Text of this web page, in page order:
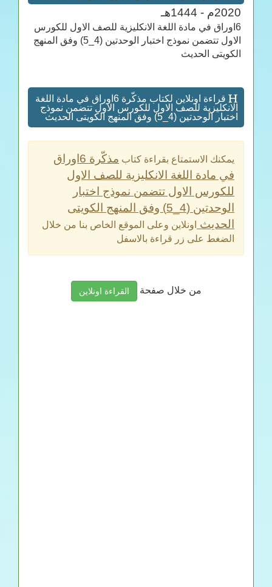
2020م - 1444هـ
6اوراق في مادة اللغة الانكليزية للصف الاول للكورس
الاول تتضمن نموذج اختبار الوحدتين (4_5) وفق المنهج
الكويتى الحديث
قراءة اونلاين لكتاب مذكّرة 6اوراق في مادة اللغة
الانكليزية للصف الاول للكورس الاول تتضمن نموذج
اختبار الوحدتين (4_5) وفق المنهج الكويتى الحديث
يمكنك الاستمتاع بقراءة كتاب
مذكّرة 6اوراق
في مادة اللغة الانكليزية للصف الاول
للكورس الاول تتضمن نموذج اختبار
الوحدتين (4_5) وفق المنهج الكويتى
الحديث
اونلاين وعلى الموقع الخاص بنا من خلال
الضغط على زر قراءة بالاسفل
من خلال صفحة القراءة اونلاين